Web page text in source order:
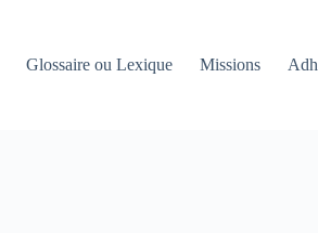
Glossaire ou Lexique Missions